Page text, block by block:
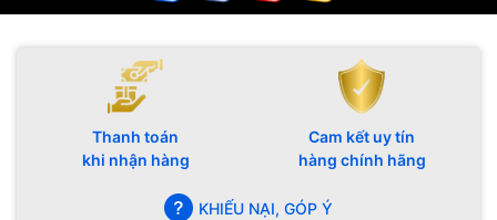
Thanh toán
khi nhận hàng
Cam kết uy tín
hàng chính hãng
KHIẾU NẠI, GÓP Ý